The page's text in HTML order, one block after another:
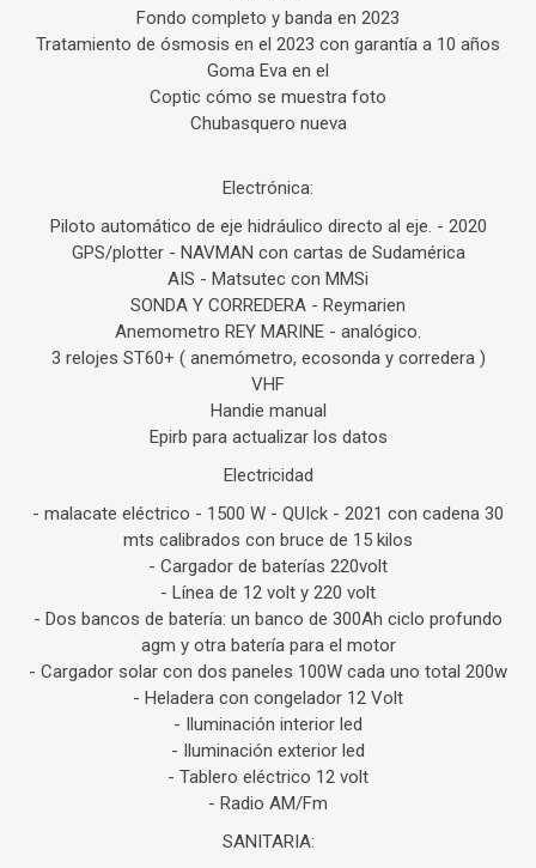
Fondo completo y banda en 2023
Tratamiento de ósmosis en el 2023 con garantía a 10 años
Goma Eva en el
Coptic cómo se muestra foto
Chubasquero nueva
Electrónica:
Piloto automático de eje hidráulico directo al eje. - 2020
GPS/plotter - NAVMAN con cartas de Sudamérica
AIS - Matsutec con MMSi
SONDA Y CORREDERA - Reymarien
Anemometro REY MARINE - analógico.
3 relojes ST60+ ( anemómetro, ecosonda y corredera )
VHF
Handie manual
Epirb para actualizar los datos
Electricidad
- malacate eléctrico - 1500 W - QUIck - 2021 con cadena 30
mts calibrados con bruce de 15 kilos
- Cargador de baterías 220volt
- Línea de 12 volt y 220 volt
- Dos bancos de batería: un banco de 300Ah ciclo profundo
agm y otra batería para el motor
- Cargador solar con dos paneles 100W cada uno total 200w
- Heladera con congelador 12 Volt
- Iluminación interior led
- Iluminación exterior led
- Tablero eléctrico 12 volt
- Radio AM/Fm
SANITARIA: